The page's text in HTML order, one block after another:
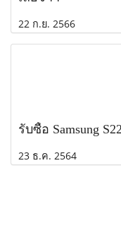
22 ก.ย. 2566
รับซื้อ Samsung
23 ธ.ค. 2564